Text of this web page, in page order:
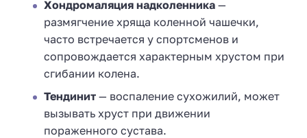
Хондромаляция надколенника —
размягчение хряща коленной чашечки,
часто встречается у спортсменов и
сопровождается характерным хрустом при
сгибании колена.
Тендинит — воспаление сухожилий, может
вызывать хруст при движении
пораженного сустава.